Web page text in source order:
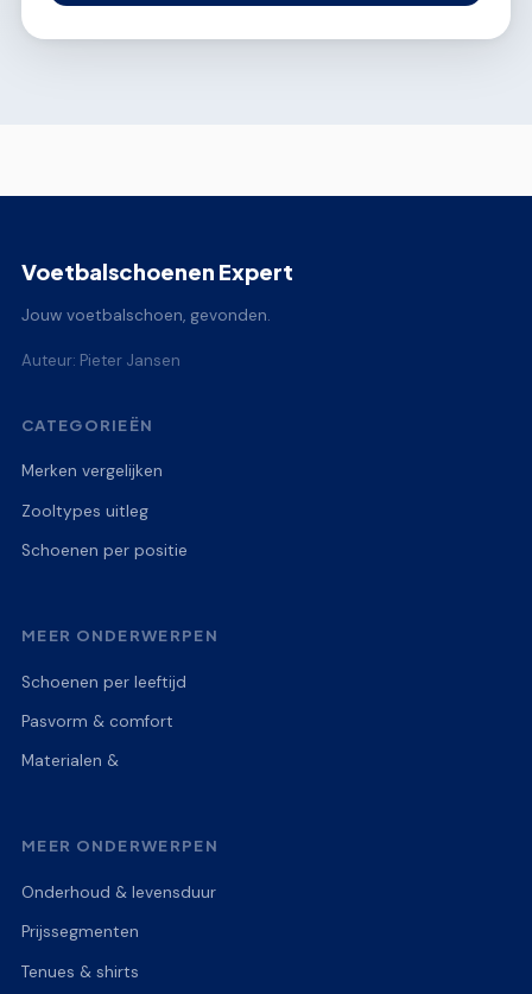
Voetbalschoenen Expert
Jouw voetbalschoen, gevonden.
Auteur: Pieter Jansen
CATEGORIEËN
Merken vergelijken
Zooltypes uitleg
Schoenen per positie
MEER ONDERWERPEN
Schoenen per leeftijd
Pasvorm & comfort
Materialen &
MEER ONDERWERPEN
Onderhoud & levensduur
Prijssegmenten
Tenues & shirts